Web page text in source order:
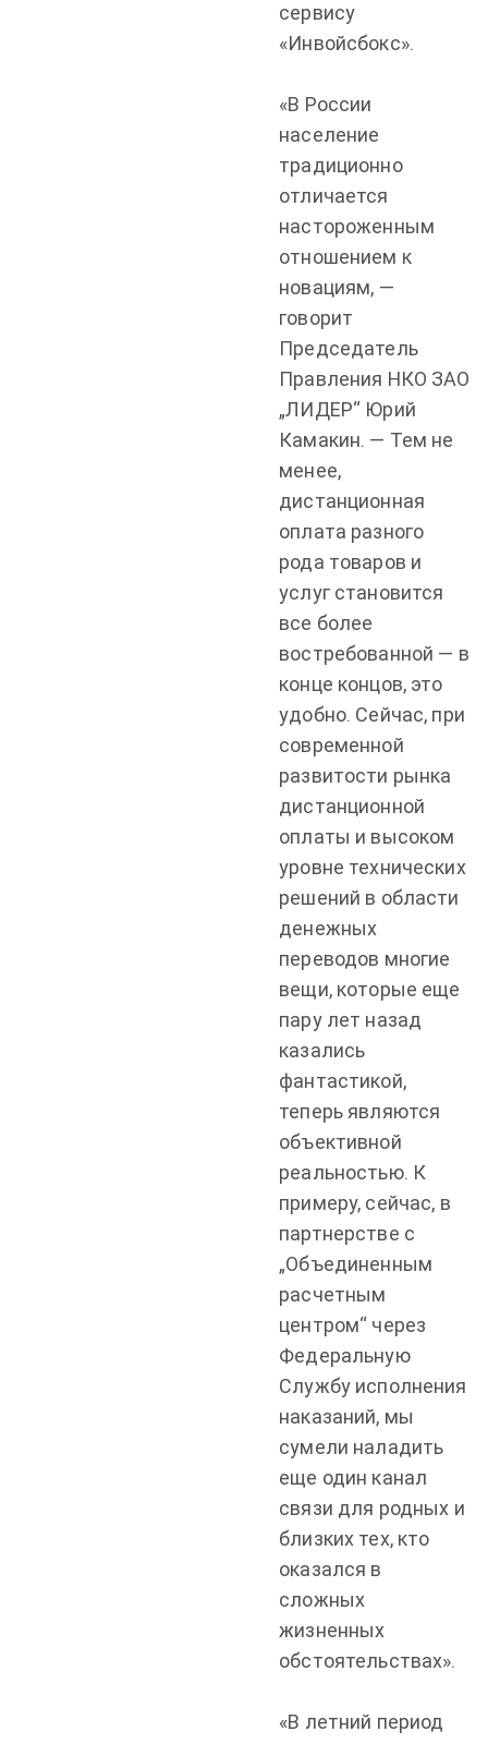
сервису
«Инвойсбокс».
«В России
население
традиционно
отличается
настороженным
отношением к
новациям, —
говорит
Председатель
Правления НКО ЗАО
„ЛИДЕР“ Юрий
Камакин. — Тем не
менее,
дистанционная
оплата разного
рода товаров и
услуг становится
все более
востребованной — в
конце концов, это
удобно. Сейчас, при
современной
развитости рынка
дистанционной
оплаты и высоком
уровне технических
решений в области
денежных
переводов многие
вещи, которые еще
пару лет назад
казались
фантастикой,
теперь являются
объективной
реальностью. К
примеру, сейчас, в
партнерстве с
„Объединенным
расчетным
центром“ через
Федеральную
Службу исполнения
наказаний, мы
сумели наладить
еще один канал
связи для родных и
близких тех, кто
оказался в
сложных
жизненных
обстоятельствах».
«В летний период